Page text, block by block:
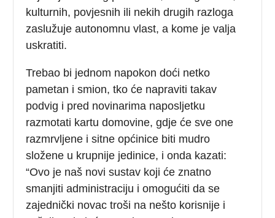
kulturnih, povjesnih ili nekih drugih razloga
zaslužuje autonomnu vlast, a kome je valja
uskratiti.
Trebao bi jednom napokon doći netko
pametan i smion, tko će napraviti takav
podvig i pred novinarima naposljetku
razmotati kartu domovine, gdje će sve one
razmrvljene i sitne općinice biti mudro
složene u krupnije jedinice, i onda kazati:
“Ovo je naš novi sustav koji će znatno
smanjiti administraciju i omogućiti da se
zajednički novac troši na nešto korisnije i